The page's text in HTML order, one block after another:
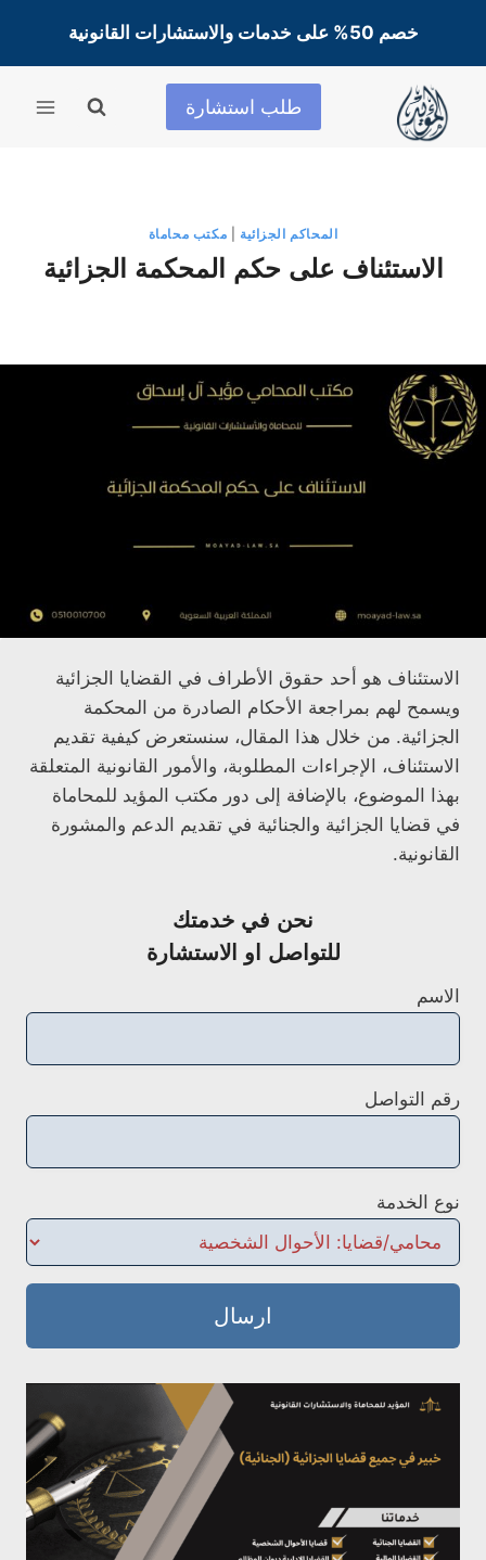
المحتوى
خصم 50% على خدمات والاستشارات القانونية
طلب استشارة
المحاكم الجزائية مكتب محاماة
الاستئناف على حكم المحكمة الجزائية
الاستئناف هو أحد حقوق الأطراف في القضايا الجزائية
ويسمح لهم بمراجعة الأحكام الصادرة من المحكمة
الجزائية. من خلال هذا المقال، سنستعرض كيفية تقديم
الاستئناف، الإجراءات المطلوبة، والأمور القانونية المتعلقة
بهذا الموضوع، بالإضافة إلى دور مكتب المؤيد للمحاماة
في قضايا الجزائية والجنائية في تقديم الدعم والمشورة
القانونية.
نحن في خدمتك
للتواصل او الاستشارة
الاسم
رقم التواصل
نوع الخدمة
ارسال